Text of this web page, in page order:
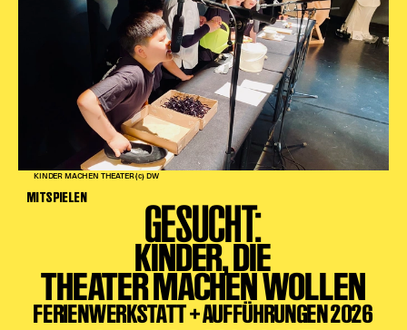
KINDER MACHEN THEATER (c) DW
MITSPIELEN GESUCHT:
KINDER, DIE
THEATER MACHEN WOLLEN
FERIENWERKSTATT + AUFFÜHRUNGEN 2026